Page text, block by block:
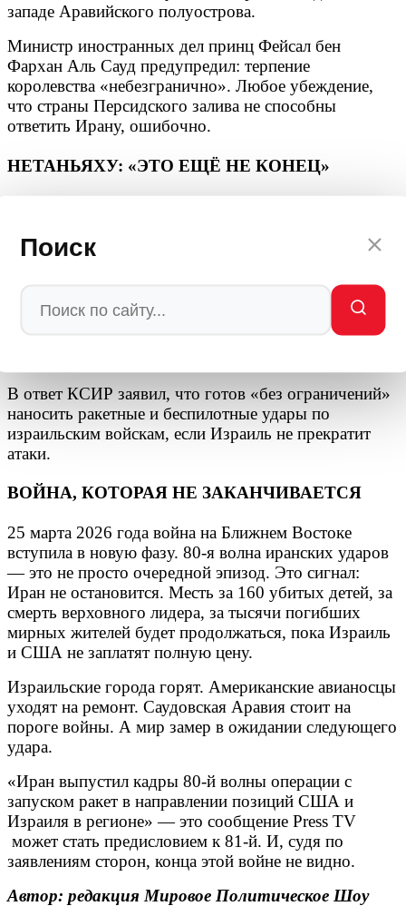
Поиск
западе Аравийского полуострова.
Министр иностранных дел принц Фейсал бен
Фархан Аль Сауд предупредил: терпение
королевства «небезгранично». Любое убеждение,
что страны Персидского залива не способны
ответить Ирану, ошибочно.
НЕТАНЬЯХУ: «ЭТО ЕЩЁ НЕ КОНЕЦ»
на Тель-Авив, что ставит под сомнение заявления
«Это еще не конец», — подчеркнул Нетаньяху,
комментируя дальнейшие действия израильской
В ответ КСИР заявил, что готов «без ограничений»
наносить ракетные и беспилотные удары по
израильским войскам, если Израиль не прекратит
атаки.
ВОЙНА, КОТОРАЯ НЕ ЗАКАНЧИВАЕТСЯ
25 марта 2026 года война на Ближнем Востоке
вступила в новую фазу. 80-я волна иранских ударов
— это не просто очередной эпизод. Это сигнал:
Иран не остановится. Месть за 160 убитых детей, за
смерть верховного лидера, за тысячи погибших
мирных жителей будет продолжаться, пока Израиль
и США не заплатят полную цену.
Израильские города горят. Американские авианосцы
уходят на ремонт. Саудовская Аравия стоит на
пороге войны. А мир замер в ожидании следующего
удара.
«Иран выпустил кадры 80-й волны операции с
запуском ракет в направлении позиций США и
Израиля в регионе» — это сообщение Press TV
может стать предисловием к 81-й. И, судя по
заявлениям сторон, конца этой войне не видно.
Автор: редакция Мировое Политическое Шоу